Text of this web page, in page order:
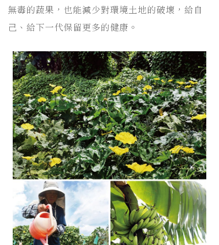
無毒的蔬果，也能減少對環境土地的破壞，給自
己、給下一代保留更多的健康。